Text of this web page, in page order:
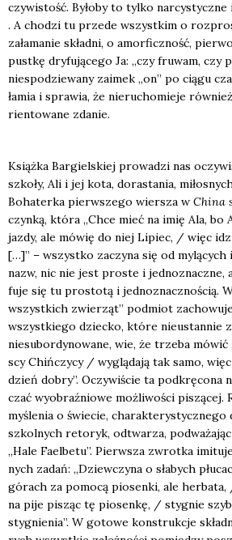
czy­wi­stość. Było­by to tyl­ko
. A cho­dzi tu przede wszyst­kim o
zała­ma­nie skład­ni, o amor­ficz­ność,
pust­kę dry­fu­ją­ce­go Ja: „czy fru­wam, czy
nie­spo­dzie­wa­ny zaimek „on” po cią­gu
ła­mia i spra­wia, że nie­ru­cho­mie­je
rien­to­wa­ne zda­nie.
Książ­ka Bar­giel­skiej pro­wa­dzi nas
szko­ły, Ali i jej kota, dora­sta­nia,
Boha­ter­ka pierw­sze­go wier­sza w Chi­na
czyn­ką, któ­ra „Chce mieć na imię Ala, bo
jaz­dy, ale mówię do niej Lipiec, / więc
[…]” – wszyst­ko zaczy­na się od
nazw, nic nie jest pro­ste i jed­no­znacz­ne,
fu­je się tu pro­sto­tą i jed­no­znacz­no­ścią.
wszyst­kich zwie­rząt” pod­miot
wszyst­kie­go dziec­ko, któ­re nie­ustan­nie
nie­sub­or­dy­no­wa­ne, wie, że trze­ba
scy Chiń­czy­cy / wyglą­da­ją tak samo,
dzień dobry”. Oczy­wi­ście ta pod­krę­co­na
czać wyobraź­nio­we moż­li­wo­ści piszą­cej.
myśle­nia o świe­cie, cha­rak­te­ry­stycz­ne­go
szkol­nych reto­ryk, odtwa­rza,
„Hale Fael­be­tu”. Pierw­sza zwrot­ka
nych zadań: „Dziew­czy­na o sła­bych
górach za pomo­cą pio­sen­ki, ale
na pije pisząc tę pio­sen­kę, / sty­gnie
sty­gnie­nia”. W goto­we kon­struk­cje